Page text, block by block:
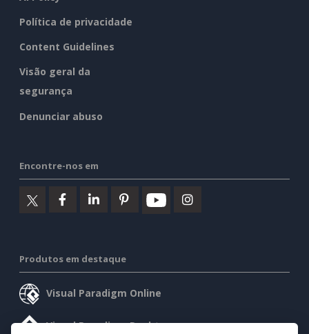
Política de privacidade
Content Guidelines
Visão geral da
segurança
Denunciar abuso
Encontre-nos em
Produtos em destaque
Visual Paradigm Online
Visual Paradigm Desktop